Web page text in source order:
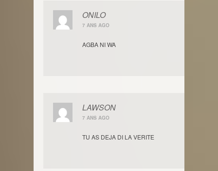
ONILO
7 ANS AGO
AGBA NI WA
LAWSON
7 ANS AGO
TU AS DEJA DI LA VERITE